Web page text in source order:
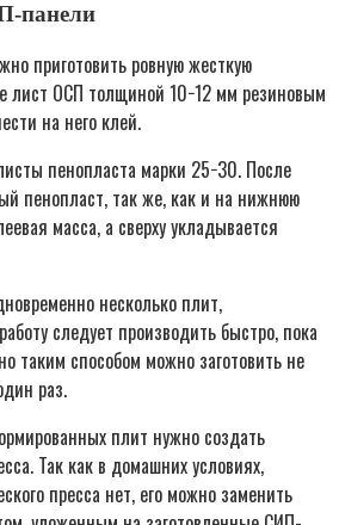
панели
приготовить ровную жесткую
лист ОСП толщиной 10−12 мм резиновым
на него клей.
пенопласта марки 25−30. После
пенопласт, так же, как и на нижнюю
масса, а сверху укладывается
несколько плит,
следует производить быстро, пока
таким способом можно заготовить не
раз.
плит нужно создать
Так как в домашних условиях,
пресса нет, его можно заменить